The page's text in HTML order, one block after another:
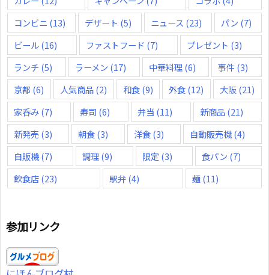
コンビニ (13) デザート (5) ニュース (23) パン (7)
ビール(16) ファストフード (7) プレゼント (3)
ランチ (5) ラーメン (17) 中華料理(6) 事件 (3)
京都 (6) 人気商品(2) 和食(9) 外食(12) 大阪(21)
家呑み(7) 寿司 (6) 弁当 (11) 新商品(21)
新発売 (3) 朝食(3) 洋食(3) 自動販売機(4)
自販機(7) 調理(9) 限定 (3) 食パン (7)
飲食店(23) 駅弁(4) 麺(11)
参加リンク